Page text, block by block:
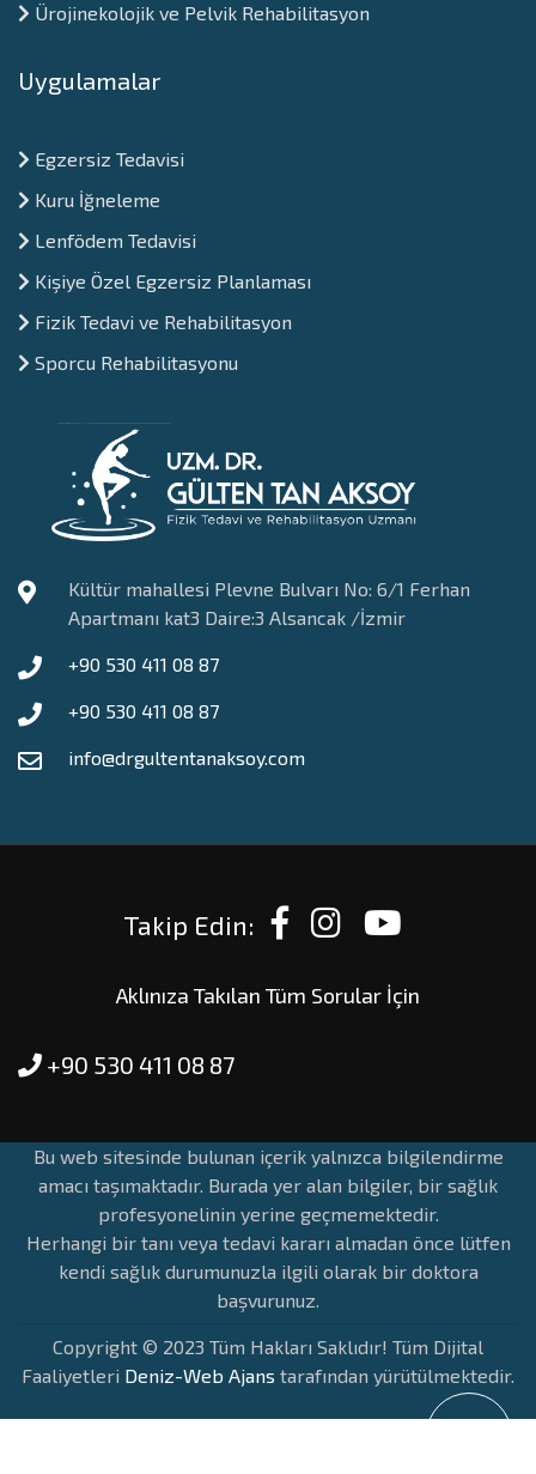
Ürojinekolojik ve Pelvik Rehabilitasyon
Uygulamalar
⁠Egzersiz Tedavisi
Kuru İğneleme
Lenfödem Tedavisi
Kişiye Özel Egzersiz Planlaması
Fizik Tedavi ve Rehabilitasyon
Sporcu Rehabilitasyonu
Kültür mahallesi Plevne Bulvarı No: 6/1 Ferhan
Apartmanı kat3 Daire:3 Alsancak /İzmir
+90 530 411 08 87
+90 530 411 08 87
info@drgultentanaksoy.com
Takip Edin:
Aklınıza Takılan Tüm Sorular İçin
+90 530 411 08 87
Bu web sitesinde bulunan içerik yalnızca bilgilendirme
amacı taşımaktadır. Burada yer alan bilgiler, bir sağlık
profesyonelinin yerine geçmemektedir.
Herhangi bir tanı veya tedavi kararı almadan önce lütfen
kendi sağlık durumunuzla ilgili olarak bir doktora
başvurunuz.
Copyright © 2023 Tüm Hakları Saklıdır! Tüm Dijital
Faaliyetleri Deniz-Web Ajans tarafından yürütülmektedir.